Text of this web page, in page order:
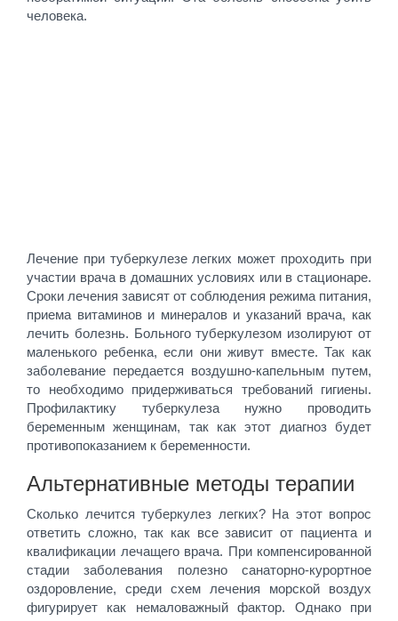
человека.
Лечение при туберкулезе легких может проходить при
участии врача в домашних условиях или в стационаре.
Сроки лечения зависят от соблюдения режима питания,
приема витаминов и минералов и указаний врача, как
лечить болезнь. Больного туберкулезом изолируют от
маленького ребенка, если они живут вместе. Так как
заболевание передается воздушно-капельным путем,
то необходимо придерживаться требований гигиены.
Профилактику туберкулеза нужно проводить
беременным женщинам, так как этот диагноз будет
противопоказанием к беременности.
Альтернативные методы терапии
Сколько лечится туберкулез легких? На этот вопрос
ответить сложно, так как все зависит от пациента и
квалификации лечащего врача. При компенсированной
стадии заболевания полезно санаторно-курортное
оздоровление, среди схем лечения морской воздух
фигурирует как немаловажный фактор. Однако при